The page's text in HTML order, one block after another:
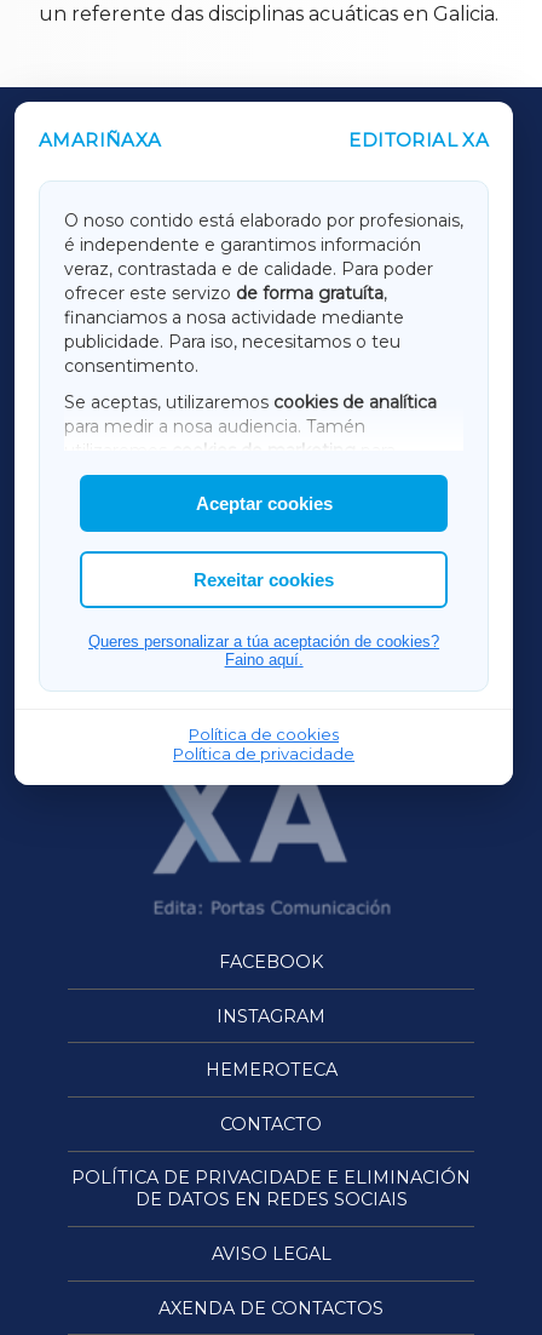
un referente das disciplinas acuáticas en Galicia.
AMARIÑAXA EDITORIAL XA
O noso contido está elaborado por profesionais,
é independente e garantimos información
veraz, contrastada e de calidade. Para poder
ofrecer este servizo de forma gratuíta,
financiamos a nosa actividade mediante
publicidade. Para iso, necesitamos o teu
consentimento.
Se aceptas, utilizaremos cookies de analítica
para medir a nosa audiencia. Tamén
utilizaremos
cookies de marketing
mostrar publicidade de terceiros.
Así mesmo, podes personalizar a elección das
cookies que desexas permitir.
Aceptar cookies
Rexeitar cookies
Queres personalizar a túa aceptación de cookies?
Faino aquí.
Política de cookies
Política de privacidade
OUTROS PERIÓDICOS
LUGOXA
TERRACHAXA
AMARIÑAXA
RIBEIRASACRAXA
ACORUÑAXA
FERROLXA
OURENSEXA
FACEBOOK
INSTAGRAM
HEMEROTECA
CONTACTO
POLÍTICA DE PRIVACIDADE E ELIMINACIÓN
DE DATOS EN REDES SOCIAIS
AVISO LEGAL
AXENDA DE CONTACTOS